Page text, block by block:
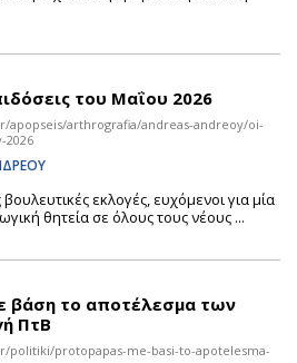
του Μαΐου 2026
arthrografia/andreas-andreoy/oi-
2026
εκλογές, ευχόμενοι για μία
θητεία σε όλους τους νέους ...
το αποτέλεσμα των
ΠτΒ
politiki/protopapas-me-basi-to-apotelesma-